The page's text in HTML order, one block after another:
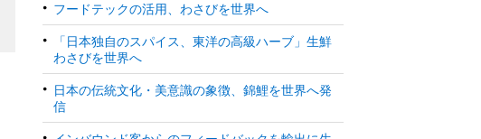
フードテックの活用、わさびを世界へ
「日本独自のスパイス、東洋の高級ハーブ」生鮮
わさびを世界へ
日本の伝統文化・美意識の象徴、錦鯉を世界へ発
信